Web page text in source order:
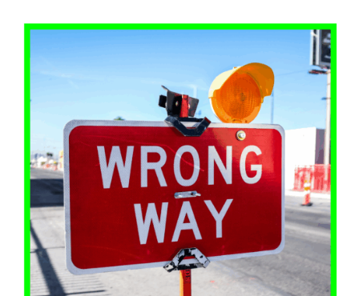
Warum
wir
Fehlerkultur
brauchen
sondern
eine
Entscheidungskultur.